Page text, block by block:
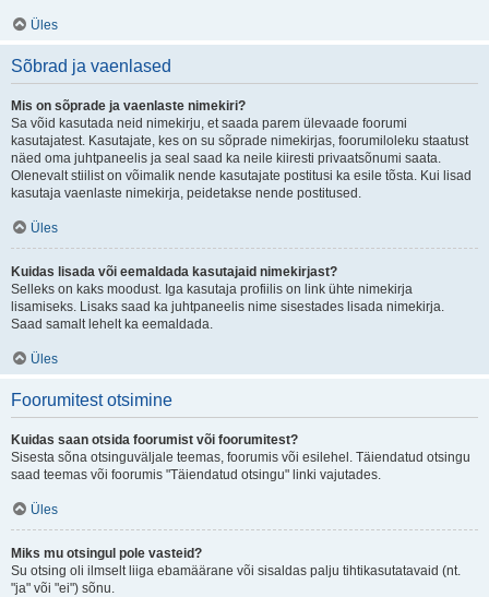
Üles
Sõbrad ja vaenlased
Mis on sõprade ja vaenlaste nimekiri?
Sa võid kasutada neid nimekirju, et saada parem ülevaade foorumi
kasutajatest. Kasutajate, kes on su sõprade nimekirjas, foorumiloleku staatust
näed oma juhtpaneelis ja seal saad ka neile kiiresti privaatsõnumi saata.
Olenevalt stiilist on võimalik nende kasutajate postitusi ka esile tõsta. Kui lisad
kasutaja vaenlaste nimekirja, peidetakse nende postitused.
Üles
Kuidas lisada või eemaldada kasutajaid nimekirjast?
Selleks on kaks moodust. Iga kasutaja profiilis on link ühte nimekirja
lisamiseks. Lisaks saad ka juhtpaneelis nime sisestades lisada nimekirja.
Saad samalt lehelt ka eemaldada.
Üles
Foorumitest otsimine
Kuidas saan otsida foorumist või foorumitest?
Sisesta sõna otsinguväljale teemas, foorumis või esilehel. Täiendatud otsingu
saad teemas või foorumis "Täiendatud otsingu" linki vajutades.
Üles
Miks mu otsingul pole vasteid?
Su otsing oli ilmselt liiga ebamäärane või sisaldas palju tihtikasutatavaid (nt.
"ja" või "ei") sõnu.